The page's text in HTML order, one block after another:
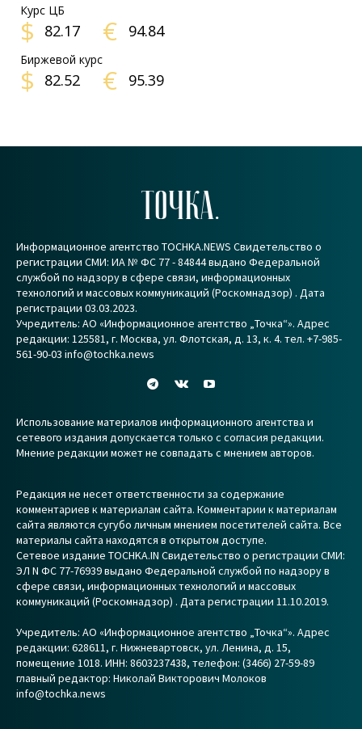
Курс ЦБ
$ 82.17 € 94.84
Биржевой курс
$ 82.52 € 95.39
ТОЧКА.
Информационное агентство TOCHKA.NEWS Свидетельство о
регистрации СМИ: ИА № ФС 77 - 84844 выдано Федеральной
службой по надзору в сфере связи, информационных
технологий и массовых коммуникаций (Роскомнадзор) . Дата
регистрации 03.03.2023.
Учредитель: АО «Информационное агентство „Точка“». Адрес
редакции: 125581, г. Москва, ул. Флотская, д. 13, к. 4. тел. +7-985-
561-90-03 info@tochka.news
Использование материалов информационного агентства и
сетевого издания допускается только с согласия редакции.
Мнение редакции может не совпадать с мнением авторов.
Редакция не несет ответственности за содержание
комментариев к материалам сайта. Комментарии к материалам
сайта являются сугубо личным мнением посетителей сайта. Все
материалы сайта находятся в открытом доступе.
Сетевое издание TOCHKA.IN Свидетельство о регистрации СМИ:
ЭЛ N ФС 77-76939 выдано Федеральной службой по надзору в
сфере связи, информационных технологий и массовых
коммуникаций (Роскомнадзор) . Дата регистрации 11.10.2019.
Учредитель: АО «Информационное агентство „Точка“». Адрес
редакции: 628611, г. Нижневартовск, ул. Ленина, д. 15,
помещение 1018. ИНН: 8603237438, телефон: (3466) 27-59-89
главный редактор: Николай Викторович Молоков
info@tochka.news